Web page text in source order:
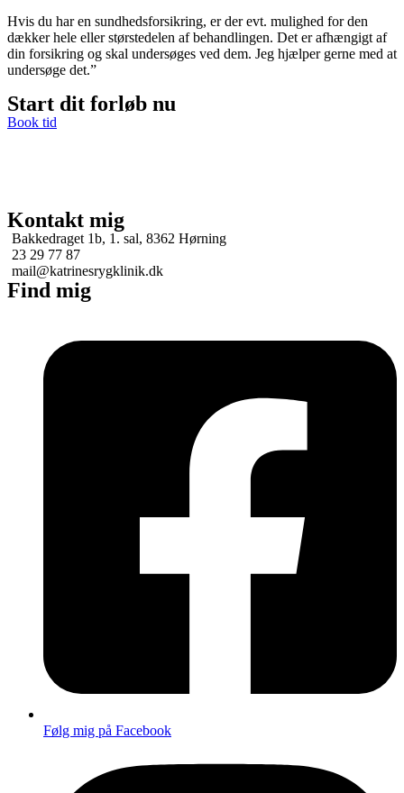
Hvis du har en sundhedsforsikring, er der evt. mulighed for den
dækker hele eller størstedelen af behandlingen. Det er afhængigt af
din forsikring og skal undersøges ved dem. Jeg hjælper gerne med at
undersøge det.”
Start dit forløb nu
Book tid
Kontakt mig
Bakkedraget 1b, 1. sal, 8362 Hørning
23 29 77 87
mail@katrinesrygklinik.dk
Find mig
Følg mig på Facebook